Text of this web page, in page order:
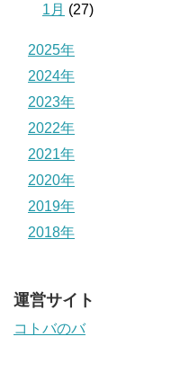
1月 (27)
2025年
2024年
2023年
2022年
2021年
2020年
2019年
2018年
運営サイト
コトバのバ